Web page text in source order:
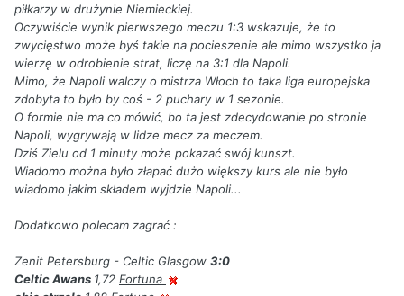
piłkarzy w drużynie Niemieckiej.
Oczywiście wynik pierwszego meczu 1:3 wskazuje, że to
zwycięstwo może byś takie na pocieszenie ale mimo wszystko ja
wierzę w odrobienie strat, liczę na 3:1 dla Napoli.
Mimo, że Napoli walczy o mistrza Włoch to taka liga europejska
zdobyta to było by coś - 2 puchary w 1 sezonie.
O formie nie ma co mówić, bo ta jest zdecydowanie po stronie
Napoli, wygrywają w lidze mecz za meczem.
Dziś Zielu od 1 minuty może pokazać swój kunszt.
Wiadomo można było złapać dużo większy kurs ale nie było
wiadomo jakim składem wyjdzie Napoli...
Dodatkowo polecam zagrać :
Zenit Petersburg - Celtic Glasgow 3:0
Celtic Awans 1,72 Fortuna